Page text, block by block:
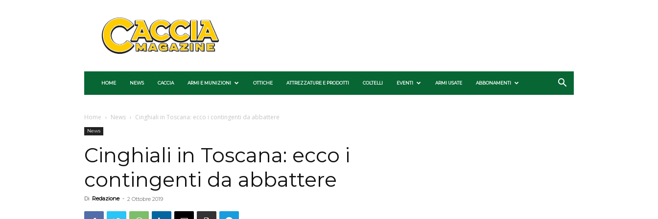
Caccia
Magazine
HOME NEWS CACCIA ARMI E MUNIZIONI OTTICHE ATTREZZATURE E PRODOTTI COLTELLI EVENTI ARMI USATE ABBONAMENTI
Home News Cinghiali in Toscana: ecco i contingenti da abbattere
News
Cinghiali in Toscana: ecco i
contingenti da abbattere
Di Redazione - 2 Ottobre 2019